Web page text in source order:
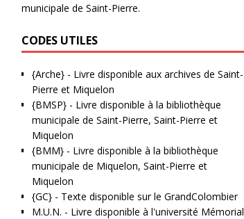
municipale de Saint-Pierre.
CODES UTILES
{Arche}- Livre disponible aux archives de Saint-
Pierre et Miquelon
{BMSP}- Livre disponible à la bibliothèque
municipale de Saint-Pierre, Saint-Pierre et
Miquelon
{BMM}- Livre disponible à la bibliothèque
municipale de Miquelon, Saint-Pierre et
Miquelon
{GC}- Texte disponible sur le GrandColombier
M.U.N. - Livre disponible à l'université Mémorial